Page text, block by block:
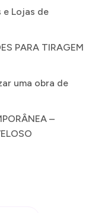
e Lojas de
PARA TIRAGEM
uma obra de
–